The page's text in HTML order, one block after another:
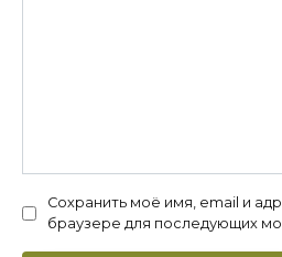
Сохранить моё имя, email и
браузере для последующих